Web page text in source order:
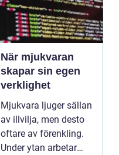
När mjukvaran
skapar sin egen
verklighet
Mjukvara ljuger sällan
av illvilja, men desto
oftare av förenkling.
Under ytan arbetar